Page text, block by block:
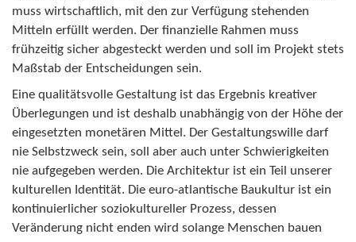
muss wirtschaftlich, mit den zur Verfügung stehenden
Mitteln erfüllt werden. Der finanzielle Rahmen muss
frühzeitig sicher abgesteckt werden und soll im Projekt stets
Maßstab der Entscheidungen sein.
Eine qualitätsvolle Gestaltung ist das Ergebnis kreativer
Überlegungen und ist deshalb unabhängig von der Höhe der
eingesetzten monetären Mittel. Der Gestaltungswille darf
nie Selbstzweck sein, soll aber auch unter Schwierigkeiten
nie aufgegeben werden. Die Architektur ist ein Teil unserer
kulturellen Identität. Die euro-atlantische Baukultur ist ein
kontinuierlicher soziokultureller Prozess, dessen
Veränderung nicht enden wird solange Menschen bauen